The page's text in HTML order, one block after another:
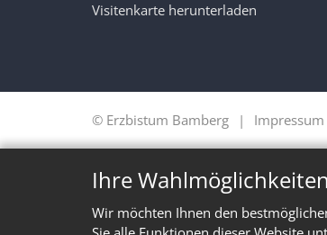
Ihre
Wir möchten Ihnen den
Visitenkarte herunterladen
© Erzbistum Bamberg Impressum